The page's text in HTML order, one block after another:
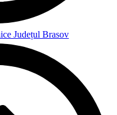
Județul Brasov